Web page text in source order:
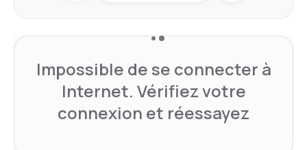
Impossible de se connecter à
Internet. Vérifiez votre
connexion et réessayez